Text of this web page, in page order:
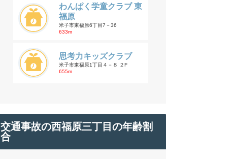
わんぱく学童クラブ 東
福原
米子市東福原6丁目7－36
633m
思考力キッズクラブ
米子市東福原1丁目４－８ ２F
655m
交通事故の西福原三丁目の年齢割
合